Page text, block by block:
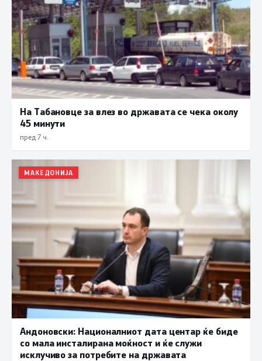
На Табановце за влез во државата се чека околу
45 минути
пред 7 ч.
МАКЕДОНИЈА
Андоновски: Националниот дата центар ќе биде
со мала инсталирана моќност и ќе служи
исклучиво за потребите на државата